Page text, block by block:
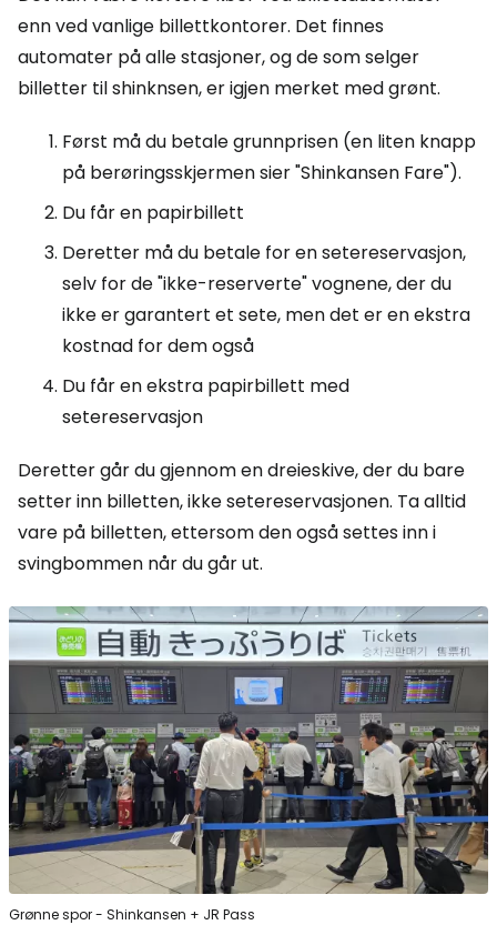
enn ved vanlige billettkontorer. Det finnes
automater på alle stasjoner, og de som selger
billetter til shinknsen, er igjen merket med grønt.
Først må du betale grunnprisen (en liten knapp
på berøringsskjermen sier "Shinkansen Fare").
Du får en papirbillett
Deretter må du betale for en setereservasjon,
selv for de "ikke-reserverte" vognene, der du
ikke er garantert et sete, men det er en ekstra
kostnad for dem også
Du får en ekstra papirbillett med
setereservasjon
Deretter går du gjennom en dreieskive, der du bare
setter inn billetten, ikke setereservasjonen. Ta alltid
vare på billetten, ettersom den også settes inn i
svingbommen når du går ut.
Grønne spor - Shinkansen + JR Pass